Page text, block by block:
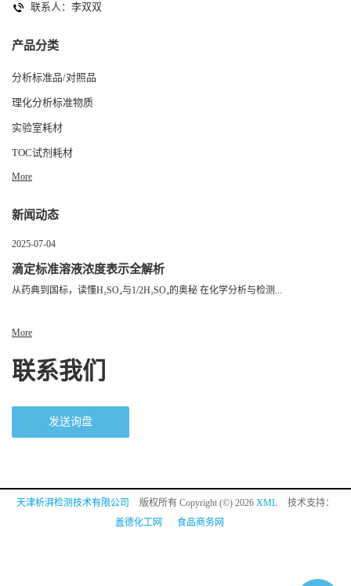
联系人：李双双
产品分类
分析标准品/对照品
理化分析标准物质
实验室耗材
TOC试剂耗材
More
新闻动态
2025-07-04
滴定标准溶液浓度表示全解析
从药典到国标，读懂H₂SO₄与1/2H₂SO₄的奥秘 在化学分析与检测...
More
联系我们
发送询盘
天津析湃检测技术有限公司 版权所有 Copyright (©) 2026 XML
技术支持：
盖德化工网
食品商务网